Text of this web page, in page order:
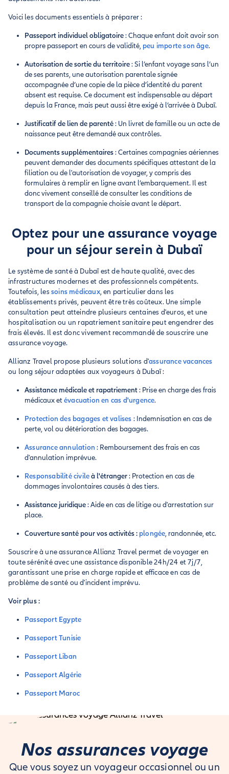
Voici les documents essentiels à préparer :
Passeport individuel obligatoire: Chaque enfant doit avoir son
propre passeport en cours de validité, peu importe son âge.
Autorisation de sortie du territoire: Si l’enfant voyage sans l’un
de ses parents, une autorisation parentale signée
accompagnée d’une copie de la pièce d’identité du parent
absent est requise. Ce document est indispensable au départ
depuis la France, mais peut aussi être exigé à l’arrivée à Dubaï.
Justificatif de lien de parenté: Un livret de famille ou un acte de
naissance peut être demandé aux contrôles.
Documents supplémentaires: Certaines compagnies aériennes
peuvent demander des documents spécifiques attestant de la
filiation ou de l'autorisation de voyager, y compris des
formulaires à remplir en ligne avant l’embarquement. Il est
donc vivement conseillé de consulter les conditions de
transport de la compagnie choisie avant le départ.
Optez pour une assurance voyage
pour un séjour serein à Dubaï
Le système de santé à Dubaï est de haute qualité, avec des
infrastructures modernes et des professionnels compétents.
Toutefois, lessoins médicaux, en particulier dans les
établissements privés, peuvent être très coûteux. Une simple
consultation peut atteindre plusieurs centaines d'euros, et une
hospitalisation ou un rapatriement sanitaire peut engendrer des
frais élevés. Il est donc vivement recommandé de souscrire une
assurance voyage.
Allianz Travel propose plusieurs solutions d'assurance vacances
ou long séjour adaptées aux voyageurs à Dubaï :
Assistance médicale et rapatriement: Prise en charge des frais
médicaux etévacuation en cas d'urgence.
Protection des bagages et valises : Indemnisation en cas de
perte, vol ou détérioration des bagages.
Assurance annulation : Remboursement des frais en cas
d'annulation imprévue.
Responsabilité civileà l'étranger: Protection en cas de
dommages involontaires causés à des tiers.
Assistance juridique: Aide en cas de litige ou d'arrestation sur
place.
Couverture santé pour vos activités : plongée, randonnée, etc.
Souscrire à une assurance Allianz Travel permet de voyager en
toute sérénité avec une assistance disponible 24h/24 et 7j/7,
garantissant une prise en charge rapide et efficace en cas de
problème de santé ou d'incident imprévu.
Voir plus :
Passeport Egypte
Passeport Tunisie
Passeport Liban
Passeport Algérie
Passeport Maroc
Nos assurances voyage
Que vous soyez un voyageur occasionnel ou un